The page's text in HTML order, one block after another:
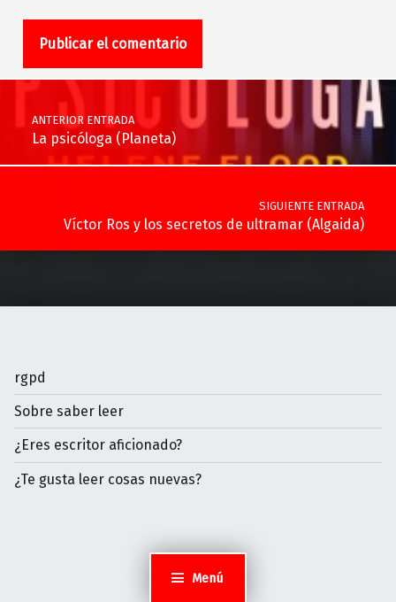
Menú
Navegación de entradas
ANTERIOR ENTRADA
La psicóloga (Planeta)
SIGUIENTE ENTRADA
Víctor Ros y los secretos de ultramar (Algaida)
rgpd
Sobre saber leer
¿Eres escritor aficionado?
¿Te gusta leer cosas nuevas?